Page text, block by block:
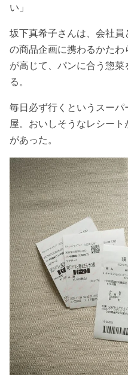
い」
坂下真希子さんは、会社
の商品企画に携わるかた
が高じて、パンに合う惣
る。
毎日必ず行くというスー
屋。おいしそうなレシー
があった。